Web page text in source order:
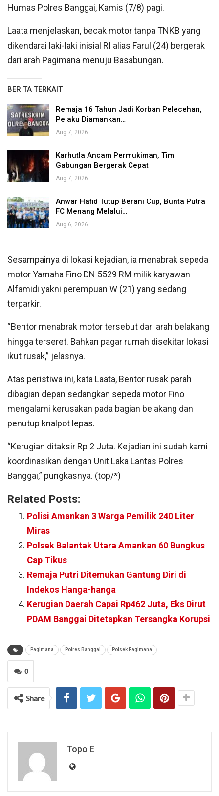
Humas Polres Banggai, Kamis (7/8) pagi.
Laata menjelaskan, becak motor tanpa TNKB yang
dikendarai laki-laki inisial RI alias Farul (24) bergerak
dari arah Pagimana menuju Basabungan.
BERITA TERKAIT
Remaja 16 Tahun Jadi Korban Pelecehan,
Pelaku Diamankan…
Aug 7, 2026
Karhutla Ancam Permukiman, Tim
Gabungan Bergerak Cepat
Aug 7, 2026
Anwar Hafid Tutup Berani Cup, Bunta Putra
FC Menang Melalui…
Aug 6, 2026
Sesampainya di lokasi kejadian, ia menabrak sepeda
motor Yamaha Fino DN 5529 RM milik karyawan
Alfamidi yakni perempuan W (21) yang sedang
terparkir.
“Bentor menabrak motor tersebut dari arah belakang
hingga terseret. Bahkan pagar rumah disekitar lokasi
ikut rusak,” jelasnya.
Atas peristiwa ini, kata Laata, Bentor rusak parah
dibagian depan sedangkan sepeda motor Fino
mengalami kerusakan pada bagian belakang dan
penutup knalpot lepas.
“Kerugian ditaksir Rp 2 Juta. Kejadian ini sudah kami
koordinasikan dengan Unit Laka Lantas Polres
Banggai,” pungkasnya. (top/*)
Related Posts:
Polisi Amankan 3 Warga Pemilik 240 Liter
Miras
Polsek Balantak Utara Amankan 60 Bungkus
Cap Tikus
Remaja Putri Ditemukan Gantung Diri di
Indekos Hanga-hanga
Kerugian Daerah Capai Rp462 Juta, Eks Dirut
PDAM Banggai Ditetapkan Tersangka Korupsi
Pagimana Polres Banggai Polsek Pagimana
0
Share
Topo E